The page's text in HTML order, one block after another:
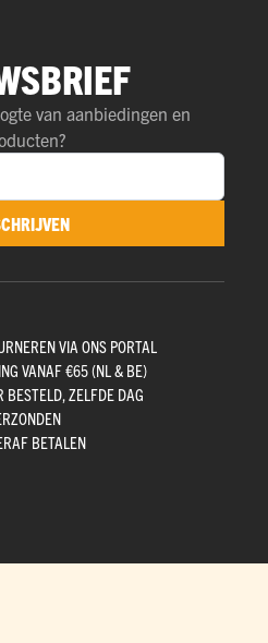
van aanbiedingen en
VIA ONS PORTAL
VANAF €65 (NL & BE)
BESTELD, ZELFDE DAG
BETALEN